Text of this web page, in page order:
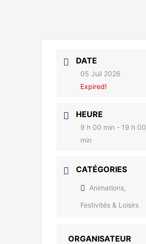
DATE
05 Juil 2026
Expired!
HEURE
9 h 00 min - 19 h 00
min
CATÉGORIES
Animations,
Festivités & Loisirs
ORGANISATEUR